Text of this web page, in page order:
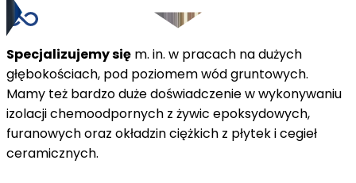
Specjalizujemy się m. in. w pracach na dużych
głębokościach, pod poziomem wód gruntowych.
Mamy też bardzo duże doświadczenie w wykonywaniu
izolacji chemoodpornych z żywic epoksydowych,
furanowych oraz okładzin ciężkich z płytek i cegieł
ceramicznych.